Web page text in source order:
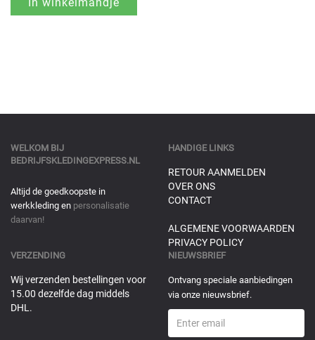
WELKOM BIJ
BEDRIJFSKLEDINGEXPRESS.NL
Altijd de goedkoopste in
werkkleding en personalisatie
daarvan!
HANDIGE LINKS
RETOUR AANMELDEN
OVER ONS
CONTACT
ALGEMENE VOORWAARDEN
PRIVACY POLICY
VERZENDING
Wij verzenden bestellingen voor
15.00 dezelfde dag middels
DHL.
NIEUWSBRIEF
Ontvang speciale aanbiedingen
via onze nieuwsbrief.